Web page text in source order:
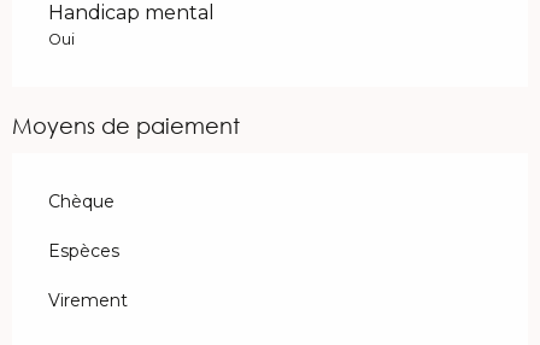
Handicap mental
Oui
Moyens de paiement
Chèque
Espèces
Virement